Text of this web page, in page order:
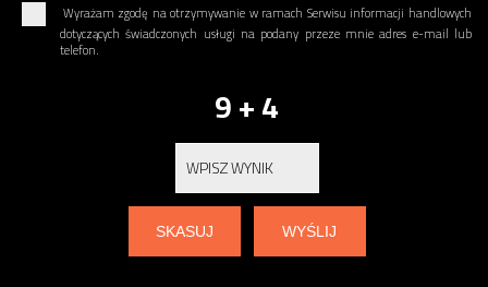
Wyrażam zgodę na otrzymywanie w ramach Serwisu informacji handlowych
dotyczących świadczonych usługi na podany przeze mnie adres e-mail lub
telefon.
9 + 4